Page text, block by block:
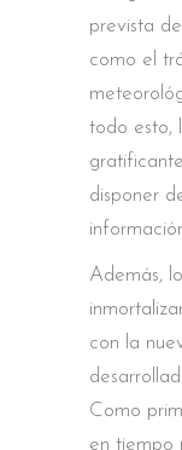
prevista
como el
todo esto,
disponer
Además,
con la
Como
en tiempo